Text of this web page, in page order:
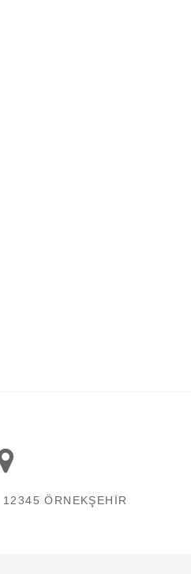
ÖRNEKŞEHIR